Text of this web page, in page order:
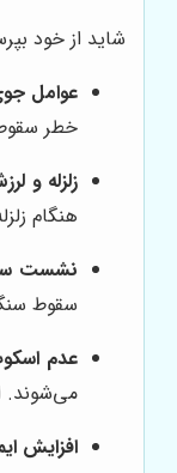
شاید از خود
عوامل
خطر
زلزله و
هنگام
نشست
سقوط
عدم
می‌شوند.
افزایش